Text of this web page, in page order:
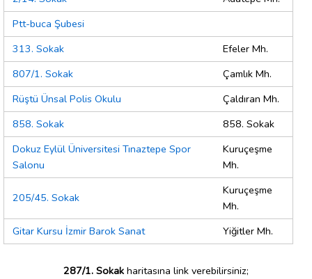
Ptt-buca Şubesi
313. Sokak
Efeler Mh.
807/1. Sokak
Çamlık Mh.
Rüştü Ünsal Polis Okulu
Çaldıran Mh.
858. Sokak
858. Sokak
Dokuz Eylül Üniversitesi Tınaztepe Spor
Salonu
Kuruçeşme
Mh.
205/45. Sokak
Kuruçeşme
Mh.
Gitar Kursu İzmir Barok Sanat
Yiğitler Mh.
287/1. Sokak haritasına link verebilirsiniz;